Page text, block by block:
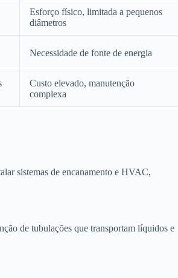
Esforço físico, limitada a pequenos
diâmetros
Necessidade de fonte de energia
Custo elevado, manutenção
complexa
sistemas de encanamento e HVAC,
de tubulações que transportam líquidos e